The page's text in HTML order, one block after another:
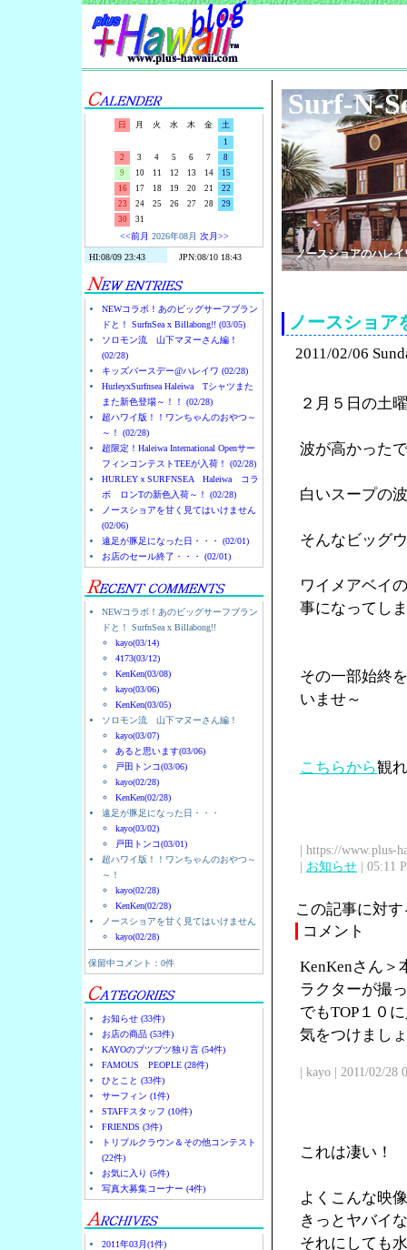
日 月 火 水 木 金
土
1
2
3 4 5 6 7
8
9
10 11 12 13 14
15
16
17 18 19 20 21
22
23
24 25 26 27 28
29
30
31
<<前月 2026年08月 次月>>
NEWコラボ！あのビッグサーフブラン
ドと！ SurfnSea x Billabong!! (03/05)
ソロモン流 山下マヌーさん編！
(02/28)
キッズバースデー@ハレイワ (02/28)
HurleyxSurfnsea Haleiwa Tシャツまた
また新色登場～！！ (02/28)
超ハワイ版！！ワンちゃんのおやつ～
～！ (02/28)
超限定！Haleiwa International Openサー
フィンコンテストTEEが入荷！ (02/28)
HURLEYｘSURFNSEA Haleiwa コラ
ボ ロンTの新色入荷～！ (02/28)
ノースショアを甘く見てはいけません
(02/06)
遠足が豚足になった日・・・ (02/01)
お店のセール終了・・・ (02/01)
NEWコラボ！あのビッグサーフブラン
ドと！ SurfnSea x Billabong!!
kayo(03/14)
4173(03/12)
KenKen(03/08)
kayo(03/06)
KenKen(03/05)
ソロモン流 山下マヌーさん編！
kayo(03/07)
あると思います(03/06)
戸田トンコ(03/06)
kayo(02/28)
KenKen(02/28)
遠足が豚足になった日・・・
kayo(03/02)
戸田トンコ(03/01)
超ハワイ版！！ワンちゃんのおやつ～
～！
kayo(02/28)
KenKen(02/28)
ノースショアを甘く見てはいけません
kayo(02/28)
保留中コメント：0件
お知らせ (33件)
お店の商品 (53件)
KAYOのブツブツ独り言 (54件)
FAMOUS PEOPLE (28件)
ひとこと (33件)
サーフィン (1件)
STAFFスタッフ (10件)
FRIENDS (3件)
トリプルクラウン＆その他コンテスト
(22件)
お気に入り (5件)
写真大募集コーナー (4件)
2011年03月(1件)
Surf-N-
ノースショアのハレ
ノースショア
2011/02/06
２月５日の土
波が高かった
白いスープの
そんなビッグ
ワイメアベイ
事になってし
その一部始終
いませ～
こちらから観
| https://www.plus-
| お知らせ | 05:11
この記事に対
コメント
KenKenさん＞
ラクターが撮
でもTOP１０
気をつけまし
| kayo | 2011/02/28
これは凄い！
よくこんな映
きっとヤバイ
それにしても